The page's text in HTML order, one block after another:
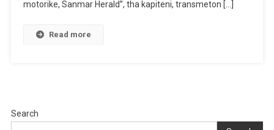
motorike, Sanmar Herald”, tha kapiteni, transmeton […]
Read more
Search